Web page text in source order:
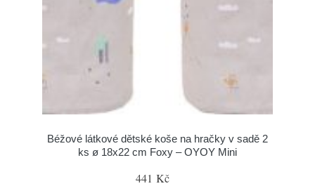
Béžové látkové dětské koše na hračky v sadě 2
ks ø 18x22 cm Foxy – OYOY Mini
441 Kč